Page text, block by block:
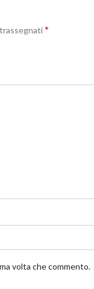
*
volta che commento.